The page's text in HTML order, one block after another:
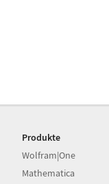
Produkte
Wolfram|One
Mathematica